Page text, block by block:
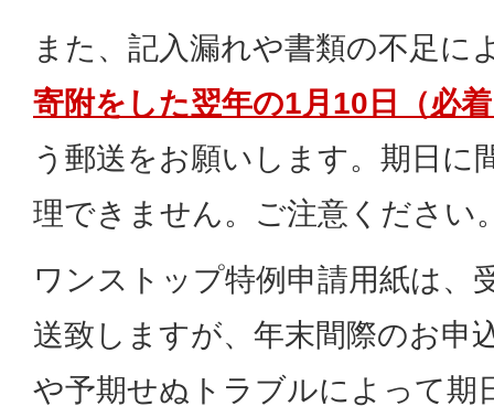
また、記入漏れや書類の不足に
寄附をした翌年の1月10日（必
う郵送をお願いします。期日に
理できません。ご注意ください
ワンストップ特例申請用紙は、
送致しますが、年末間際のお申
や予期せぬトラブルによって期